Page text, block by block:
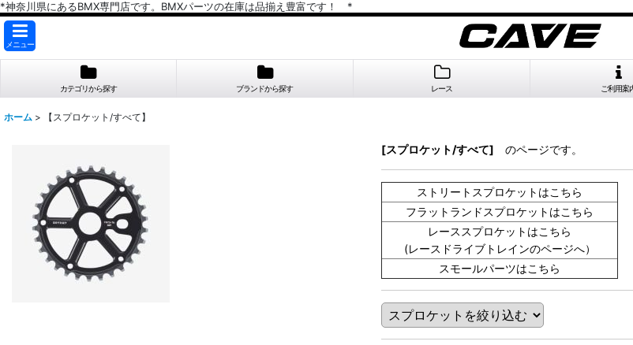
*神奈川県にあるBMX専門店です。BMXパーツの在庫は品揃え豊富です！ *
メニュー
カテゴリから探す ブランドから探す レース ご利用案
ホーム > 【スプロケット/すべて】
[スプロケット/すべて] のページです。
ストリートスプロケットはこちら
フラットランドスプロケットはこちら
レーススプロケットはこちら
(レースドライブトレインのページへ）
スモールパーツはこちら